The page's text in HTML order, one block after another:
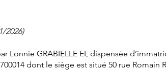
2026)
Lonnie GRABIELLE EI, dispensée
dont le siège est situé 50 rue Romain